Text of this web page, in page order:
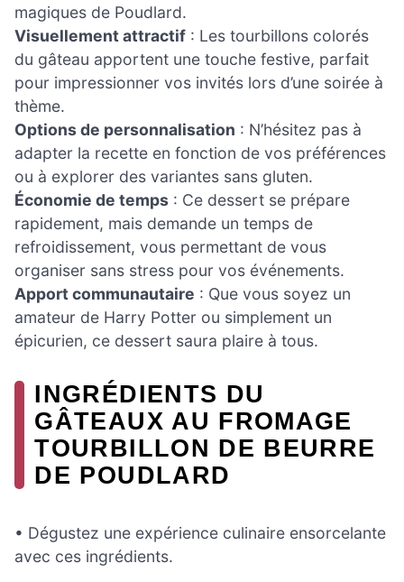
magiques de Poudlard.
Visuellement attractif : Les tourbillons colorés
du gâteau apportent une touche festive, parfait
pour impressionner vos invités lors d’une soirée à
thème.
Options de personnalisation : N’hésitez pas à
adapter la recette en fonction de vos préférences
ou à explorer des variantes sans gluten.
Économie de temps : Ce dessert se prépare
rapidement, mais demande un temps de
refroidissement, vous permettant de vous
organiser sans stress pour vos événements.
Apport communautaire : Que vous soyez un
amateur de Harry Potter ou simplement un
épicurien, ce dessert saura plaire à tous.
INGRÉDIENTS DU
GÂTEAUX AU FROMAGE
TOURBILLON DE BEURRE
DE POUDLARD
• Dégustez une expérience culinaire ensorcelante
avec ces ingrédients.